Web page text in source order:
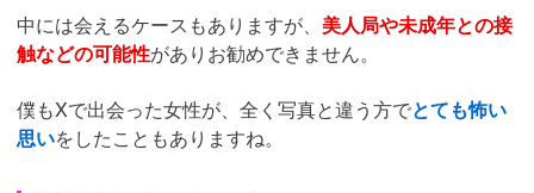
中には会えるケースもありますが、 美人局や未成年との接
触などの可能性がありお勧めできません。
僕もXで出会った女性が、全く写真と違う方でとても怖い
思いをしたこともありますね。